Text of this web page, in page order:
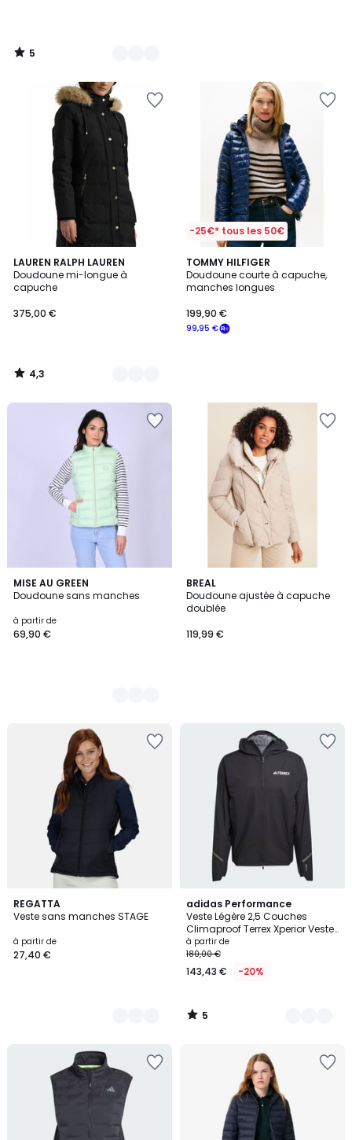
5
/
LAUREN RALPH LAUREN
Doudoune mi-longue à
capuche
375,00 €
4,3
/ 5
3
Couleurs
4,3
/
-25€* tous les 50€
TOMMY HILFIGER
Doudoune courte à capuche,
manches longues
99,95 €
199,90 €
MISE AU GREEN
Doudoune sans manches
à partir de
69,90 €
3
Couleurs
BREAL
Doudoune ajustée à capuche
doublée
119,99 €
REGATTA
Veste sans manches STAGE
à partir de
27,40 €
2
Couleurs
adidas Performance
Veste Légère 2,5 Couches
Climaproof Terrex Xperior Veste
Légère 2,5 Couches Climaproof
Terrex Xperior
à partir de
180,00 €
143,43 € -20%
5
/
5
3
Couleurs
5
/